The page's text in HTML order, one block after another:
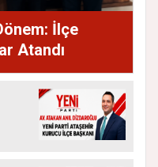
İlçe
Atandı